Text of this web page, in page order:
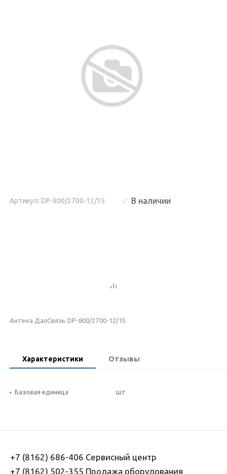
Артикул: DP-800/2700-12/15 В наличии
Антена ДалСвязь DP-800/2700-12/15
Характеристики Отзывы
Базовая единица шт
+7 (8162) 686-406 Сервисный центр
+7 (8162) 502-355 Продажа оборудования